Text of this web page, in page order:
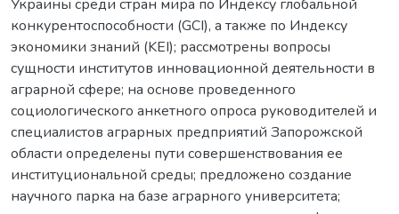
Украины среди стран мира по Индексу глобальной
конкурентоспособности (GCI), а также по Индексу
экономики знаний (KEI); рассмотрены вопросы
сущности институтов инновационной деятельности в
аграрной сфере; на основе проведенного
социологического анкетного опроса руководителей и
специалистов аграрных предприятий Запорожской
области определены пути совершенствования ее
институциональной среды; предложено создание
научного парка на базе аграрного университета;